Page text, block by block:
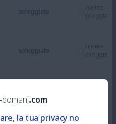
soleggiato
niente
pioggia
soleggiato
niente
pioggia
-domani.com
la tua privacy no